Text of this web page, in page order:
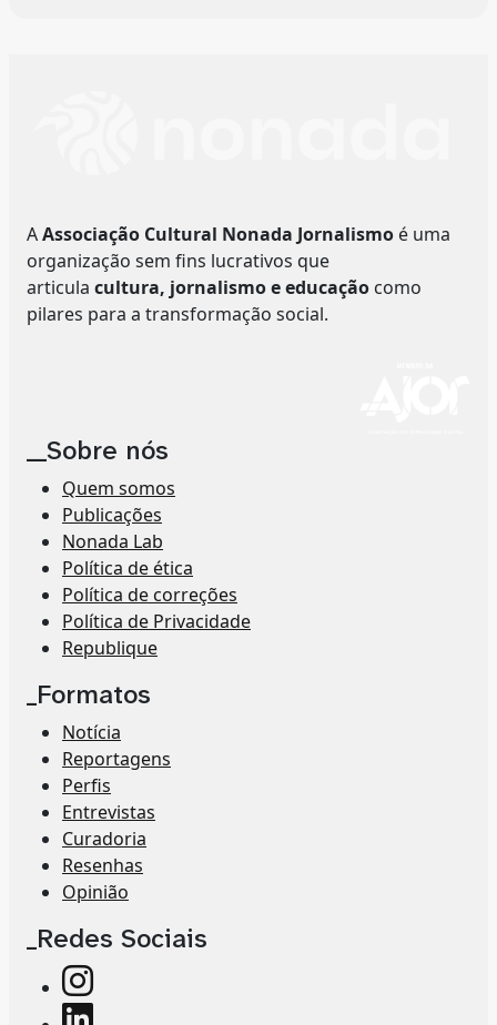
AAssociação Cultural Nonada Jornalismo é uma
organização sem fins lucrativos que
articula cultura, jornalismo e educação como
pilares para a transformação social.
__Sobre nós
Quem somos
Publicações
Nonada Lab
Política de ética
Política de correções
Política de Privacidade
Republique
_Formatos
Notícia
Reportagens
Perfis
Entrevistas
Curadoria
Resenhas
Opinião
_Redes Sociais